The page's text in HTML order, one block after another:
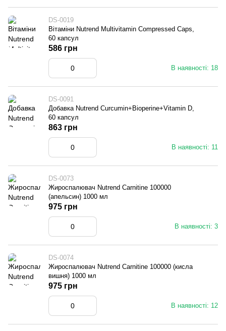
DS-0019
Вітаміни Nutrend Multivitamin Compressed Caps,
60 капсул
В наявності: 18
586 грн
DS-0091
Добавка Nutrend Curcumin+Bioperine+Vitamin D,
60 капсул
В наявності: 11
863 грн
DS-0073
Жироспалювач Nutrend Carnitine 100000
(апельсин) 1000 мл
В наявності: 3
975 грн
DS-0074
Жироспалювач Nutrend Carnitine 100000 (кисла
вишня) 1000 мл
В наявності: 12
975 грн